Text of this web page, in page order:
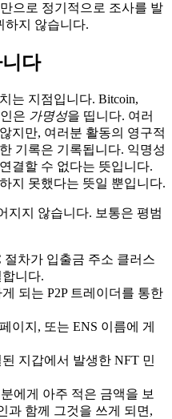
으로 정기적으로 조사를 발
하지 않습니다.
다
는 지점입니다. Bitcoin,
은 가명성을 띱니다. 여러
지만, 여러분 활동의 영구적
기록은 기록됩니다. 익명성
결할 수 없다는 뜻입니다.
지 못했다는 뜻일 뿐입니다.
지지 않습니다. 보통은 평범
차가 입출금 주소 클러스
니다.
되는 P2P 트레이더를 통한
이지, 또는 ENS 이름에 게
지갑에서 발생한 NFT 민
에게 아주 적은 금액을 보
과 함께 그것을 쓰게 되면,